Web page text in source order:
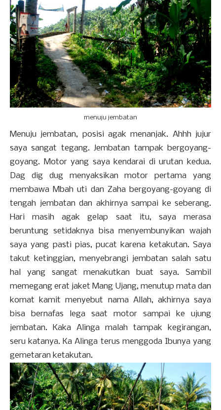
menuju jembatan
Menuju jembatan, posisi agak menanjak. Ahhh jujur
saya sangat tegang. Jembatan tampak bergoyang-
goyang. Motor yang saya kendarai di urutan kedua.
Dag dig dug menyaksikan motor pertama yang
membawa Mbah uti dan Zaha bergoyang-goyang di
tengah jembatan dan akhirnya sampai ke seberang.
Hari masih agak gelap saat itu, saya merasa
beruntung setidaknya bisa menyembunyikan wajah
saya yang pasti pias, pucat karena ketakutan. Saya
takut ketinggian, menyebrangi jembatan salah satu
hal yang sangat menakutkan buat saya. Sambil
memegang erat jaket Mang Ujang, menutup mata dan
komat kamit menyebut nama Allah, akhirnya saya
bisa bernafas lega saat motor sampai ke ujung
jembatan. Kaka Alinga malah tampak kegirangan,
seru katanya. Ka Alinga terus menggoda Ibunya yang
gemetaran ketakutan.